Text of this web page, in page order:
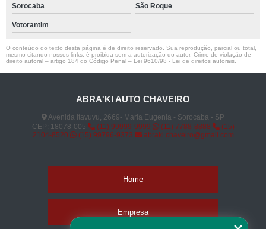
Sorocaba São Roque
Votorantim
O conteúdo do texto desta página é de direito reservado. Sua reprodução, parcial ou total,
mesmo citando nossos links, é proibida sem a autorização do autor. Crime de violação de
direito autoral – artigo 184 do Código Penal – Lei 9610/98 - Lei de direitos autorais
ABRA'KI AUTO CHAVEIRO
Avenida Itavuvu, 2669- Maria Eugenia - Sorocaba - SP
CEP: 18078-005
(11) 99999-9999 (11) 7788-8888
(15)
2104-8520
(15) 99796-9373 abraki.chaveiro@gmail.com
Home
Empresa